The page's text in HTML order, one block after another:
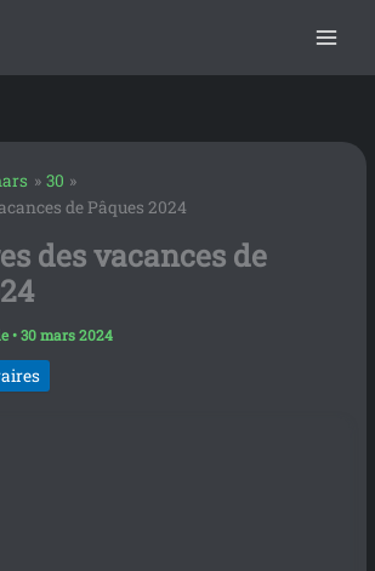
30
de Pâques 2024
des vacances de
•30 mars 2024